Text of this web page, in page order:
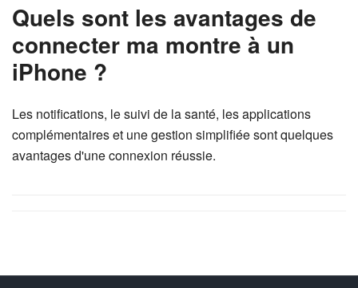
Quels sont les avantages de
connecter ma montre à un
iPhone ?
Les notifications, le suivi de la santé, les applications
complémentaires et une gestion simplifiée sont quelques
avantages d'une connexion réussie.